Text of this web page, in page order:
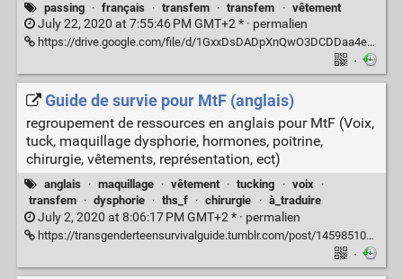
passing · français · transfem · transfem · vêtement
July 22, 2020 at 7:55:46 PM GMT+2 * · permalien
https://drive.google.com/file/d/1GxxDsDADpXnQwO3DCDDaa4eN_3ArXO8K/view?usp=drive_link
·
Guide de survie pour MtF (anglais)
regroupement de ressources en anglais pour MtF (Voix,
tuck, maquillage dysphorie, hormones, poitrine,
chirurgie, vêtements, représentation, ect)
anglais · maquillage · vêtement · tucking · voix
·
transfem
· dysphorie · ths_f · chirurgie · à_traduire
July 2, 2020 at 8:06:17 PM GMT+2 * · permalien
https://transgenderteensurvivalguide.tumblr.com/post/145985105130/transfeminine-resources
·